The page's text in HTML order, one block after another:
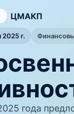
/ЦМАКП
2025 г.
года